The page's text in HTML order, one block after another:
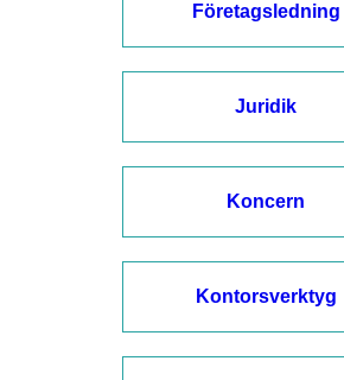
Företagsledning
Juridik
Koncern
Kontorsverktyg